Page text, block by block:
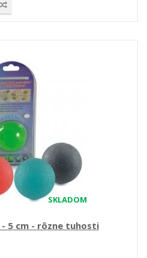
SKLADOM
5 cm - rôzne tuhosti